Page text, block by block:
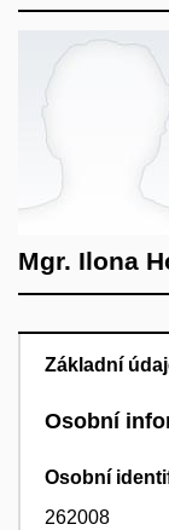
Mgr. Ilona
Základní
Osobní
Osobní
262008